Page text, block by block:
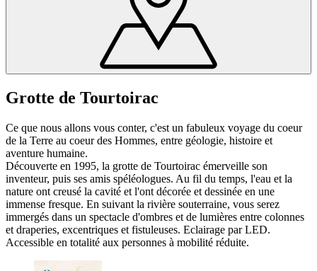
Grotte de Tourtoirac
Ce que nous allons vous conter, c'est un fabuleux voyage du coeur
de la Terre au coeur des Hommes, entre géologie, histoire et
aventure humaine.
Découverte en 1995, la grotte de Tourtoirac émerveille son
inventeur, puis ses amis spéléologues. Au fil du temps, l'eau et la
nature ont creusé la cavité et l'ont décorée et dessinée en une
immense fresque. En suivant la rivière souterraine, vous serez
immergés dans un spectacle d'ombres et de lumières entre colonnes
et draperies, excentriques et fistuleuses. Eclairage par LED.
Accessible en totalité aux personnes à mobilité réduite.